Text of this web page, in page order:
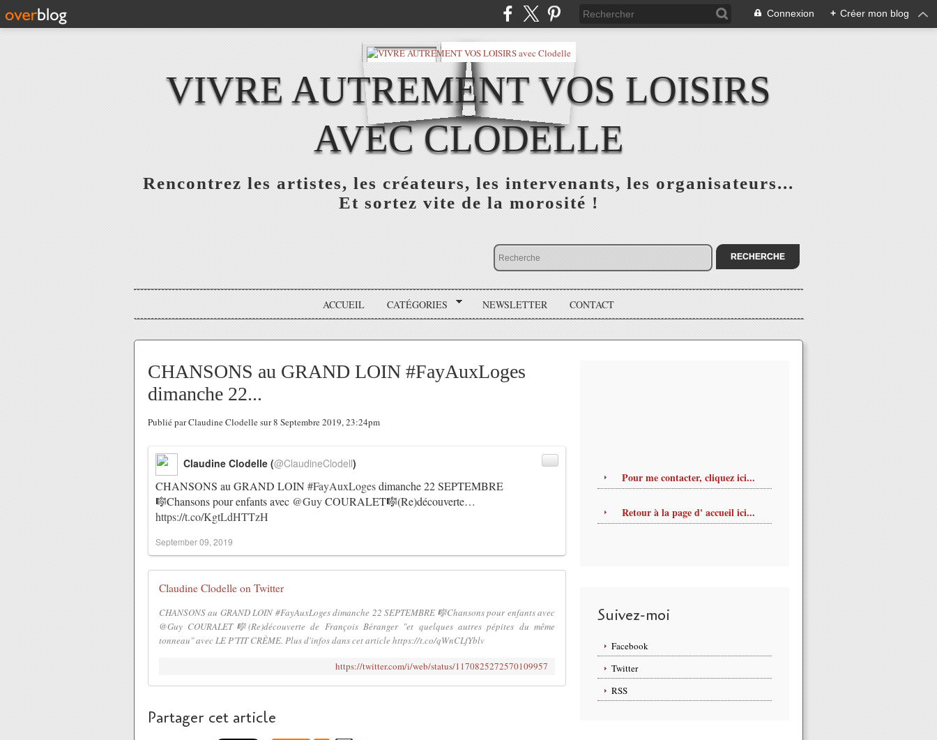
Connexion + Créer mon blog
VIVRE AUTREMENT VOS LOISIRS
AVEC CLODELLE
Rencontrez les artistes, les créateurs, les intervenants, les organisateurs...
Et sortez vite de la morosité !
ACCUEIL CATÉGORIES NEWSLETTER CONTACT
CHANSONS au GRAND LOIN #FayAuxLoges
dimanche 22...
Publié par Claudine Clodelle sur 8 Septembre 2019, 23:24pm
CHANSONS au GRAND LOIN #FayAuxLogesdimanche 22 SEPTEMBRE
🎼Chansons pour enfants avec @GuyCOURALET🎼(Re)découverte…
https://t.co/KgtLdHTTzH
Claudine Clodelle (@ClaudineClodell)
September 09, 2019
Claudine Clodelle on Twitter
CHANSONS au GRAND LOIN #FayAuxLoges dimanche 22 SEPTEMBRE 🎼Chansons pour enfants avec
@Guy COURALET🎼(Re)découverte de François Béranger "et quelques autres pépites du même
tonneau" avec LE P'TIT CRÈME. Plus d'infos dans cet article https://t.co/qWnCLfYblv
https://twitter.com/i/web/status/1170825272570109957
Partager cet article
Pour me contacter, cliquez ici...
Retour à la page d' accueil ici...
Suivez-moi
Facebook
Twitter
RSS